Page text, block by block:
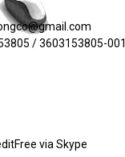
/ 3603153805-001
via Skype